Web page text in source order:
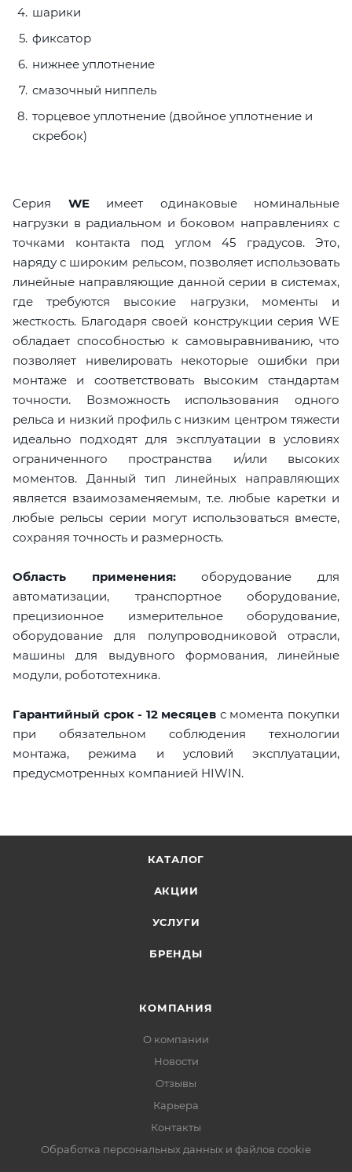
шарики
фиксатор
нижнее уплотнение
смазочный ниппель
торцевое уплотнение (двойное уплотнение и
скребок)
Серия WEимеет одинаковые номинальные
нагрузки в радиальном и боковом направлениях с
точками контакта под углом 45 градусов. Это,
наряду с широким рельсом, позволяет использовать
линейные направляющие данной серии в системах,
где требуются высокие нагрузки, моменты и
жесткость. Благодаря своей конструкции серия WE
обладает способностью к самовыравниванию, что
позволяет нивелировать некоторые ошибки при
монтаже и соответствовать высоким стандартам
точности. Возможность использования одного
рельса и низкий профиль с низким центром тяжести
идеально подходят для эксплуатации в условиях
ограниченного пространства и/или высоких
моментов. Данный тип линейных направляющих
является взаимозаменяемым, т.е. любые каретки и
любые рельсы серии могут использоваться вместе,
сохраняя точность и размерность.
Область применения:оборудование для
автоматизации, транспортное оборудование,
прецизионное измерительное оборудование,
оборудование для полупроводниковой отрасли,
машины для выдувного формования, линейные
модули, робототехника.
Гарантийный срок - 12 месяцев с момента покупки
при обязательном соблюдения технологии
монтажа, режима и условий эксплуатации,
предусмотренных компанией HIWIN.
КАТАЛОГ
АКЦИИ
УСЛУГИ
БРЕНДЫ
КОМПАНИЯ
О компании
Новости
Отзывы
Карьера
Контакты
Обработка персональных данных и файлов cookie